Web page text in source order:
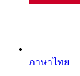
ภาษาไทย